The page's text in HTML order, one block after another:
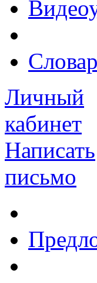
Личный
кабинет
Написать
письмо